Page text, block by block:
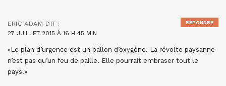
ERIC ADAM DIT :
27 JUILLET 2015 À 16 H 45 MIN
«Le plan d’urgence est un ballon d’oxygène. La révolte paysanne
n’est pas qu’un feu de paille. Elle pourrait embraser tout le
pays.»
RÉPONDRE